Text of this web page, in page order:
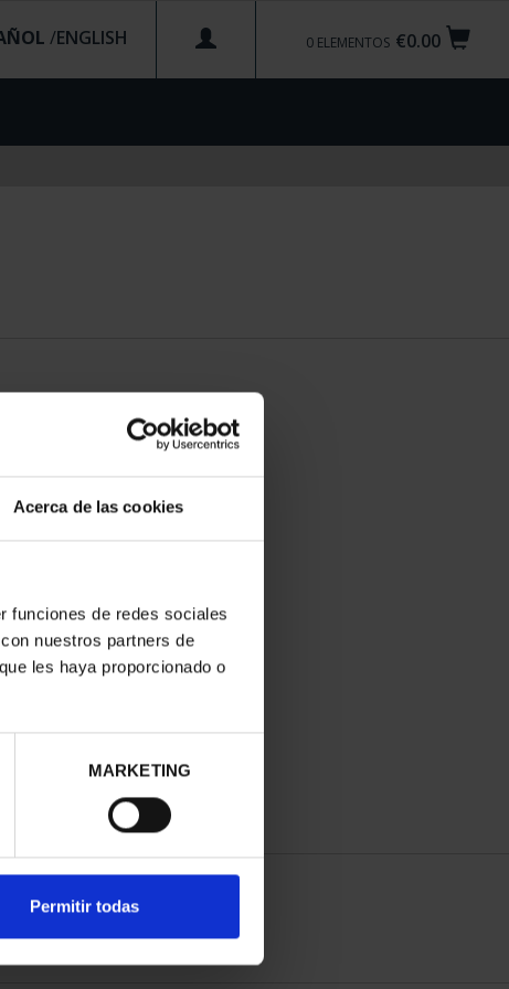
Acerca de las cookies
funciones de redes sociales
nuestros partners de
les haya proporcionado o
MARKETING
Permitir todas
€0.00
0 ELEMENTOS
/